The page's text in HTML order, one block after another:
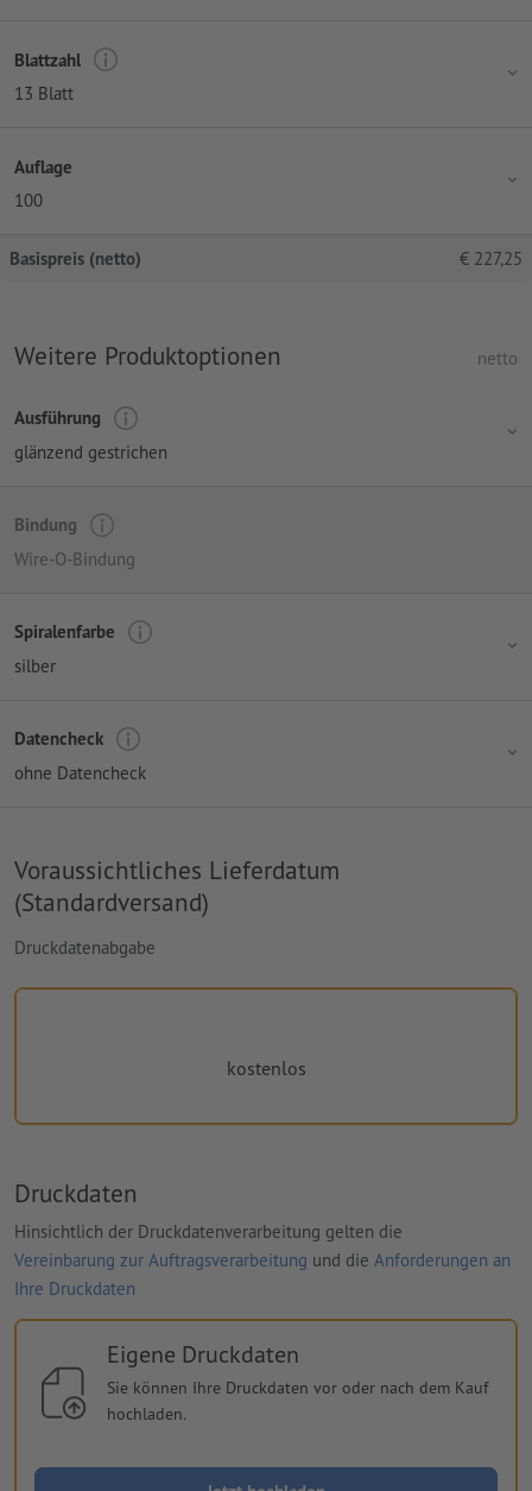
Blattzahl
13 Blatt
Auflage
100
Basispreis (netto) € 227,25
Weitere Produktoptionen netto
Ausführung
glänzend gestrichen
Bindung
Wire-O-Bindung
Spiralenfarbe
silber
Datencheck
ohne Datencheck
Voraussichtliches Lieferdatum
(Standardversand)
Druckdatenabgabe
kostenlos
Druckdaten
Hinsichtlich der Druckdatenverarbeitung gelten die
Vereinbarung zur Auftragsverarbeitung und die Anforderungen an
Ihre Druckdaten
Eigene Druckdaten
Sie können Ihre Druckdaten vor oder nach dem Kauf
hochladen.